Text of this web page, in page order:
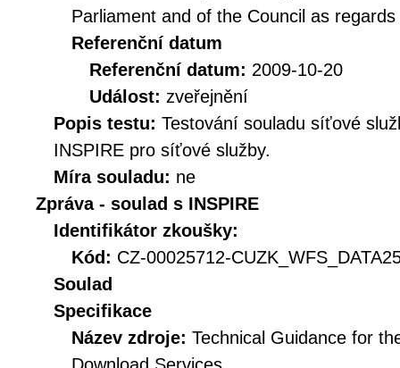
Parliament and of the Council as
Referenční datum
Referenční datum: 2009-10-20
Událost: zveřejnění
Popis testu: Testování souladu síťové
INSPIRE pro síťové služby.
Míra souladu: ne
Zpráva - soulad s INSPIRE
Identifikátor zkoušky:
Kód: CZ-00025712-
Soulad
Specifikace
Název zdroje: Technical Guidance for